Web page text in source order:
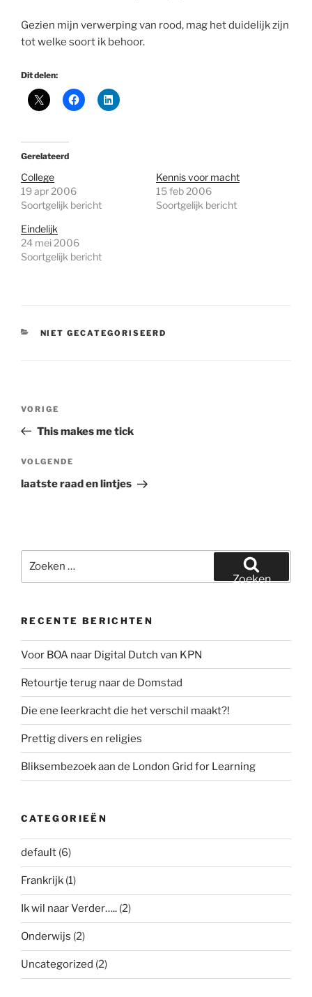
Gezien mijn verwerping van rood, mag het duidelijk zijn
tot welke soort ik behoor.
Dit delen:
Gerelateerd
College
19 apr 2006
Soortgelijk bericht
Kennis voor macht
15 feb 2006
Soortgelijk bericht
Eindelijk
24 mei 2006
Soortgelijk bericht
CATEGORIEËN
NIET GECATEGORISEERD
Vorig
bericht
VORIGE
This makes me tick
Volgend
bericht
VOLGENDE
laatste raad en lintjes
naar:
Zoeken
RECENTE BERICHTEN
Voor BOA naar Digital Dutch van KPN
Retourtje terug naar de Domstad
Die ene leerkracht die het verschil maakt?!
Prettig divers en religies
Bliksembezoek aan de London Grid for Learning
CATEGORIEËN
default (6)
Frankrijk (1)
Ik wil naar Verder….. (2)
Onderwijs (2)
Uncategorized (2)